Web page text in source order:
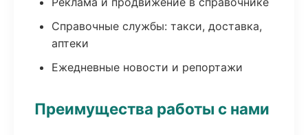
Справочные службы: такси, доставка,
аптеки
Ежедневные новости и репортажи
Преимущества работы с нами